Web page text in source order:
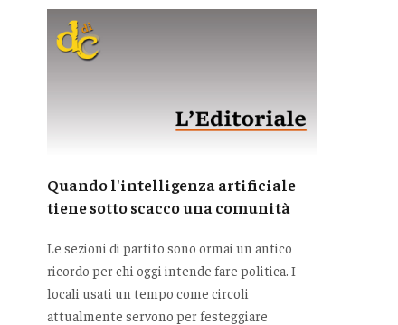
Quando l'intelligenza artificiale
tiene sotto scacco una comunità
Le sezioni di partito sono ormai un antico
ricordo per chi oggi intende fare politica. I
locali usati un tempo come circoli
attualmente servono per festeggiare